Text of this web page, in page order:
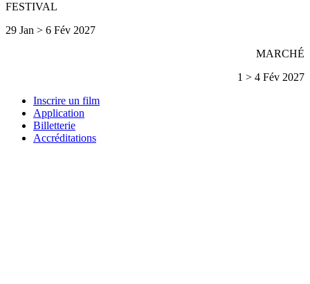
FESTIVAL
29 Jan > 6 Fév 2027
MARCHÉ
1 > 4 Fév 2027
Inscrire un film
Application
Billetterie
Accréditations